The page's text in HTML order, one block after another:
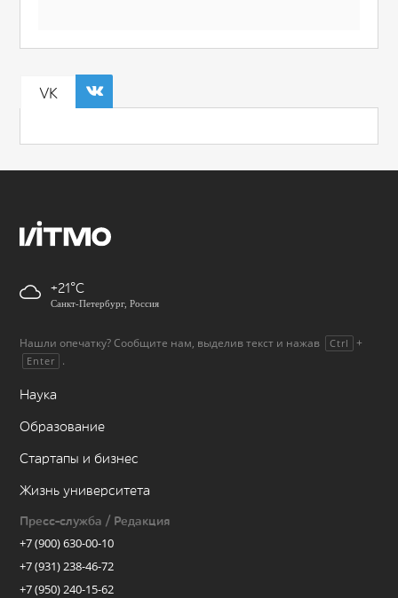
VK
+21
Санкт-Петербург, Россия
Нашли опечатку? Сообщите нам, выделив текст и нажав Ctrl +
Enter .
Наука
Образование
Стартапы и бизнес
Жизнь университета
Пресс-служба / Редакция
+7 (900) 630-00-10
+7 (931) 238-46-72
+7 (950) 240-15-62